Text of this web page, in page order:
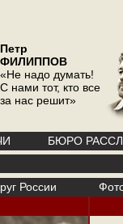
Петр
ФИЛИППОВ
«Не надо думать!
С нами тот, кто все
за нас решит»
БЮРО
России